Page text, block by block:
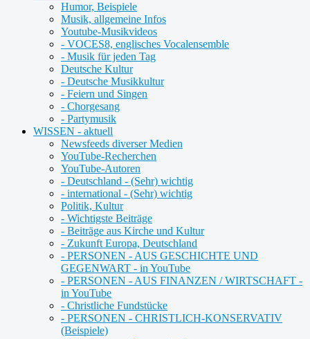
Humor, Beispiele
Musik, allgemeine Infos
Youtube-Musikvideos
- VOCES8, englisches Vocalensemble
- Musik für jeden Tag
Deutsche Kultur
- Deutsche Musikkultur
- Feiern und Singen
- Chorgesang
- Partymusik
WISSEN - aktuell
Newsfeeds diverser Medien
YouTube-Recherchen
YouTube-Autoren
- Deutschland - (Sehr) wichtig
- international - (Sehr) wichtig
Politik, Kultur
- Wichtigste Beiträge
- Beiträge aus Kirche und Kultur
- Zukunft Europa, Deutschland
- PERSONEN - AUS GESCHICHTE UND
GEGENWART - in YouTube
- PERSONEN - AUS FINANZEN / WIRTSCHAFT -
in YouTube
- Christliche Fundstücke
- PERSONEN - CHRISTLICH-KONSERVATIV
(Beispiele)